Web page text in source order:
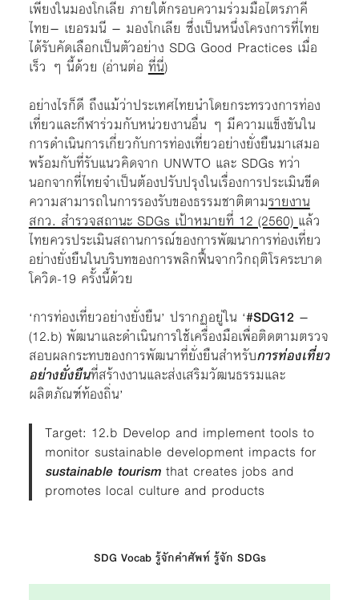
เพียงในมองโกเลีย ภายใต้กรอบความร่วมมือไตรภาคี
ไทย– เยอรมนี – มองโกเลีย ซึ่งเป็นหนึ่งโครงการที่ไทย
ได้รับคัดเลือกเป็นตัวอย่าง SDG Good Practices เมื่อ
เร็ว ๆ นี้ด้วย (อ่านต่อที่นี่)
อย่างไรก็ดี ถึงแม้ว่าประเทศไทยนำโดยกระทรวงการท่อง
เที่ยวและกีฬาร่วมกับหน่วยงานอื่น ๆ มีความแข็งขันใน
การดำเนินการเกี่ยวกับการท่องเที่ยวอย่างยั่งยืนมาเสมอ
พร้อมกับที่รับแนวคิดจาก UNWTO และ SDGs ทว่า
นอกจากที่ไทยจำเป็นต้องปรับปรุงในเรื่องการประเมินขีด
ความสามารถในการรองรับของธรรมชาติตามรายงาน
สกว. สำรวจสถานะ SDGs เป้าหมายที่ 12 (2560) แล้ว
ไทยควรประเมินสถานการณ์ของการพัฒนาการท่องเที่ยว
อย่างยั่งยืนในบริบทของการพลิกฟื้นจากวิกฤติโรคระบาด
โควิด-19 ครั้งนี้ด้วย
‘การท่องเที่ยวอย่างยั่งยืน’ ปรากฏอยู่ใน ‘#SDG12 –
(12.b) พัฒนาและดำเนินการใช้เครื่องมือเพื่อติดตามตรวจ
สอบผลกระทบของการพัฒนาที่ยั่งยืนสำหรับการท่องเที่ยว
อย่างยั่งยืนที่สร้างงานและส่งเสริมวัฒนธรรมและ
ผลิตภัณฑ์ท้องถิ่น’
Target: 12.b Develop and implement tools to
monitor sustainable development impacts for
sustainable tourismthat creates jobs and
promotes local culture and products
SDG Vocab รู้จักคำศัพท์ รู้จัก SDGs